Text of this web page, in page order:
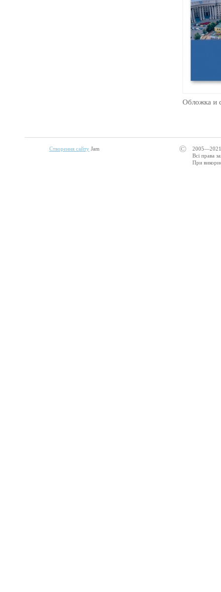
Обложка и
Створення сайту Jam ©
Всі права
При